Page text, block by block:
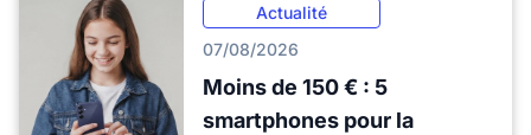
Actualité
07/08/2026
Moins de 150 € : 5
smartphones pour la